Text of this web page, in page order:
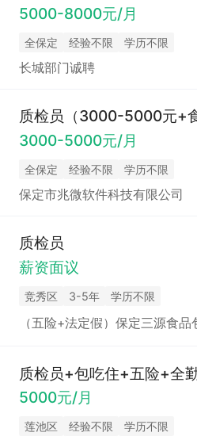
5000-8000元/月
全保定 经验不限 学历不限
长城部门诚聘
3000-5000元/月
全保定 经验不限 学历不限
保定市兆微软件科技有限公司
质检员
薪资面议
竞秀区 3-5年 学历不限
（五险+法定假）保定三源食
质检员+包吃住+五险+全
5000元/月
莲池区 经验不限 学历不限